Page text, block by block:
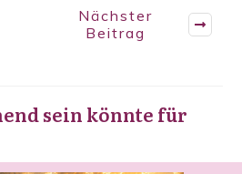
Nächster
Beitrag
sein könnte für